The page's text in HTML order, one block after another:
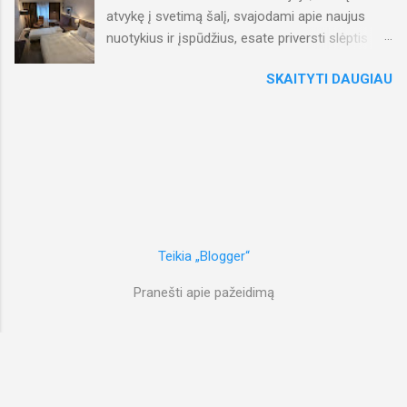
atvykę į svetimą šalį, svajodami apie naujus
nuotykius ir įspūdžius, esate priversti slėptis
būtent taip prasidėjo mūsų savaitgalis Osle.
skėtį, kuris iki šiol puikiai gynė nuo visų
praleidome taip: greitas apsipirkimas
SKAITYTI DAUGIAU
Teikia „Blogger“
Pranešti apie pažeidimą